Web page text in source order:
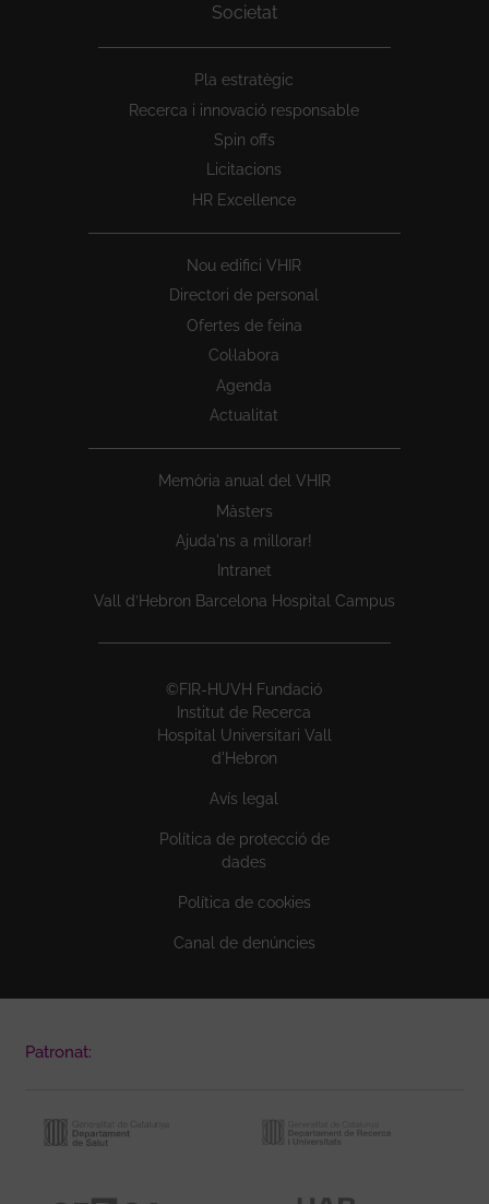
Societat
Pla estratègic
Recerca i innovació responsable
Spin offs
Licitacions
HR Excellence
Nou edifici VHIR
Directori de personal
Ofertes de feina
Col·labora
Agenda
Actualitat
Memòria anual del VHIR
Màsters
Ajuda'ns a millorar!
Intranet
Vall d’Hebron Barcelona Hospital Campus
©FIR-HUVH Fundació
Institut de Recerca
Hospital Universitari Vall
d'Hebron
Avís legal
Política de protecció de
dades
Política de cookies
Canal de denúncies
Patronat: